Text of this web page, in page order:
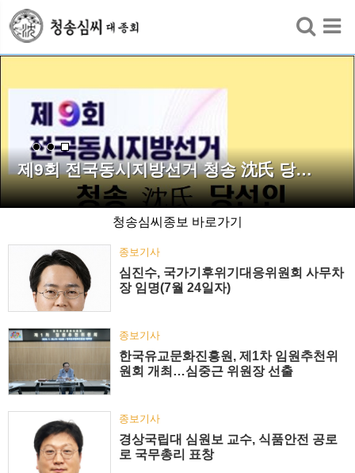
제9회 전국동시지방선거 청송 沈氏 당…
청송심씨종보 바로가기
종보기사
심진수, 국가기후위기대응위원회 사무차
장 임명(7월 24일자)
종보기사
한국유교문화진흥원, 제1차 임원추천위
원회 개최…심중근 위원장 선출
종보기사
경상국립대 심원보 교수, 식품안전 공로
로 국무총리 표창